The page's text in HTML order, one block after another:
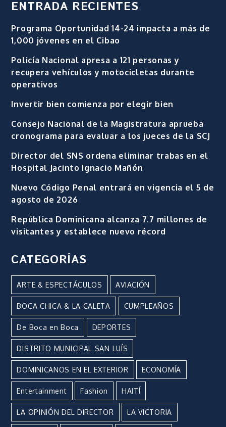
ENTRADA RECIENTES
Programa Oportunidad 14-24 impacta a más de
1,000 jóvenes en el Cibao
Policía Nacional apresa a 121 personas y
recupera vehículos y motocicletas durante
operativos
Invertir bien comienza por elegir bien
Consejo Nacional de la Magistratura aprueba
cronograma para evaluar a los jueces de la SCJ
Director del SNS ordena eliminar trabas en el
Hospital Jacinto Ignacio Mañón
Nuevo Código Penal entrará en vigencia el 5 de
agosto de 2026
República Dominicana alcanza 7.7 millones de
visitantes y establece nuevo récord
CATEGORÍAS
ARTE & ESPECTÁCULOS AVIACIÓN
BOCA CHICA & LA CALETA CUMPLEAÑOS
De Boca en Boca DEPORTES
DISTRITO MUNICIPAL SAN LUÍS
DOMINICANOS EN EL EXTERIOR ECONOMÍA
Entertainment Fashion HAITÍ
LA OPINIÓN DEL DIRECTOR LA VICTORIA